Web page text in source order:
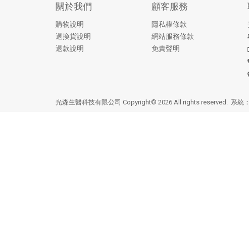
關於我們
購物說明
退換貨說明
退款說明
顧客服務
隱私權條款
網站服務條款
免責聲明
光森生醫科技有限公司 Copyright© 2026 All rights reserved. 系統：